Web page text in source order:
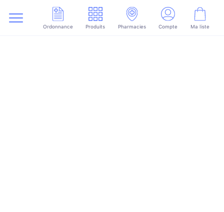
Ordonnance Produits Pharmacies Compte Ma liste